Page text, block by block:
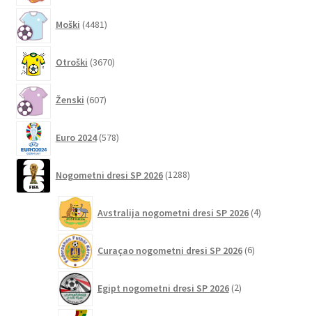
Moški 4481izdelkov
Otroški 3670izdelkov
Ženski 607izdelkov
Euro 2024 578izdelkov
Nogometni dresi SP 2026 1288izdelkov
Avstralija nogometni dresi SP 2026 4izdelki
Curaçao nogometni dresi SP 2026 6izdelkov
Egipt nogometni dresi SP 2026 2izdelka